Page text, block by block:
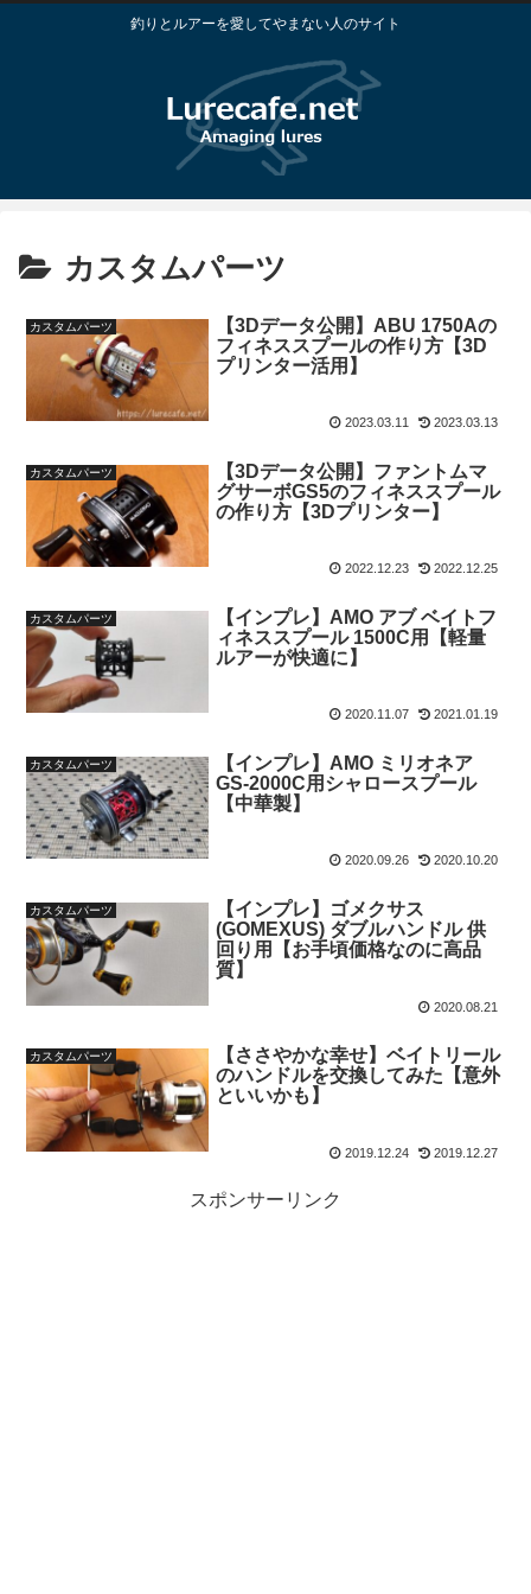
釣りとルアーを愛してやまない人のサイト
カスタムパーツ
カスタムパーツ
【3Dデータ公開】ABU 1750Aの
フィネススプールの作り方【3D
プリンター活用】
2023.03.11 2023.03.13
カスタムパーツ
【3Dデータ公開】ファントムマ
グサーボGS5のフィネススプール
の作り方【3Dプリンター】
2022.12.23 2022.12.25
カスタムパーツ
【インプレ】AMO アブ ベイトフ
ィネススプール 1500C用【軽量
ルアーが快適に】
2020.11.07 2021.01.19
カスタムパーツ
【インプレ】AMO ミリオネア
GS-2000C用シャロースプール
【中華製】
2020.09.26 2020.10.20
カスタムパーツ
【インプレ】ゴメクサス
(GOMEXUS) ダブルハンドル 供
回り用【お手頃価格なのに高品
質】
2020.08.21
カスタムパーツ
【ささやかな幸せ】ベイトリール
のハンドルを交換してみた【意外
といいかも】
2019.12.24 2019.12.27
スポンサーリンク